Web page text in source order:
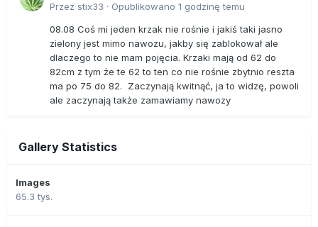
Przez stix33 · Opublikowano 1 godzinę temu
08.08 Coś mi jeden krzak nie rośnie i jakiś taki jasno
zielony jest mimo nawozu, jakby się zablokował ale
dlaczego to nie mam pojęcia. Krzaki mają od 62 do
82cm z tym że te 62 to ten co nie rośnie zbytnio reszta
ma po 75 do 82. Zaczynają kwitnąć, ja to widzę, powoli
ale zaczynają także zamawiamy nawozy
Gallery Statistics
Images
65.3 tys.